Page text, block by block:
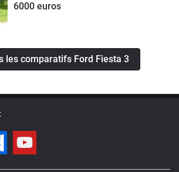
6000 euros
les comparatifs Ford Fiesta 3